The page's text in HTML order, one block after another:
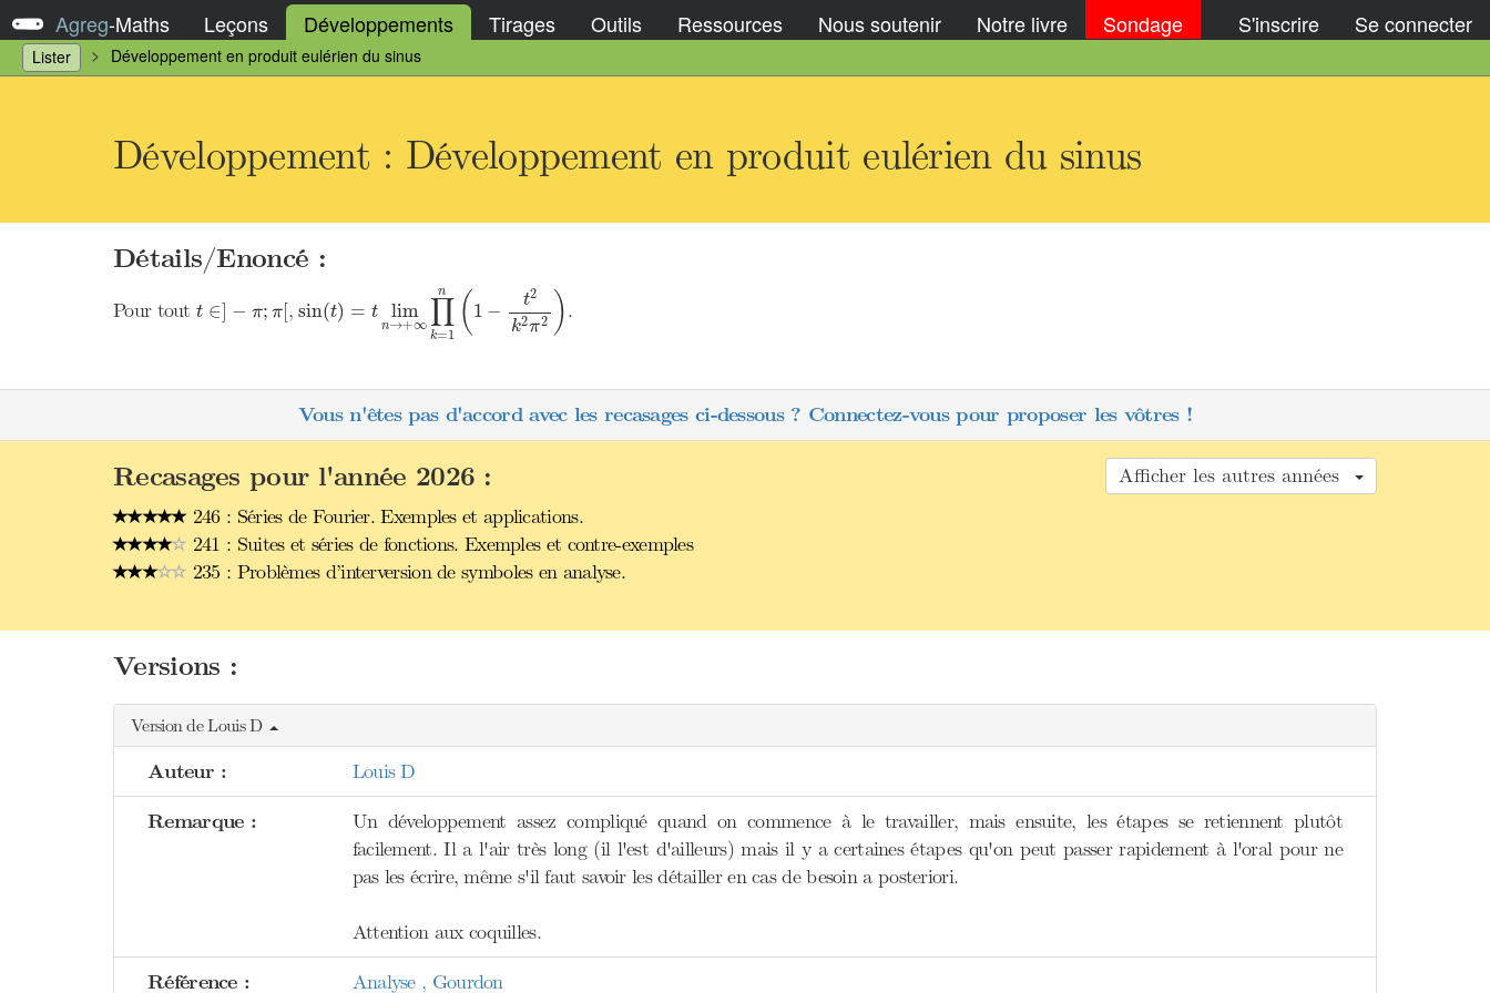
Agreg-Maths Leçons Développements Tirages Outils Ressources Nous soutenir Notre livre Sondage S'inscrire Se connecter
Lister Développement en produit eulérien du sinus
Développement : Développement en produit eulérien du sinus
Détails/Enoncé :
Pour tout t ∈] − π; π[
t ∈] ;π ,sin(t) = t lim
n→+∞
n
∏
k=1 ( 1 − t2
k2π2 )
+∞ ∏k 1− t
.
Vous n'êtes pas d'accord avec les recasages ci-dessous ? Connectez-vous pour proposer les vôtres !
Afficher les autres années
Recasages pour l'année 2026 :
246 : Séries de Fourier. Exemples et applications.
241 : Suites et séries de fonctions. Exemples et contre-exemples
235 : Problèmes d’interversion de symboles en analyse.
Versions :
Version de Louis D
Auteur : Louis D
Remarque :
Un développement assez compliqué quand on commence à le travailler, mais ensuite, les étapes se retiennent plutôt
facilement. Il a l'air très long (il l'est d'ailleurs) mais il y a certaines étapes qu'on peut passer rapidement à l'oral pour ne
pas les écrire, même s'il faut savoir les détailler en cas de besoin a posteriori.
Attention aux coquilles.
Référence : Analyse , Gourdon